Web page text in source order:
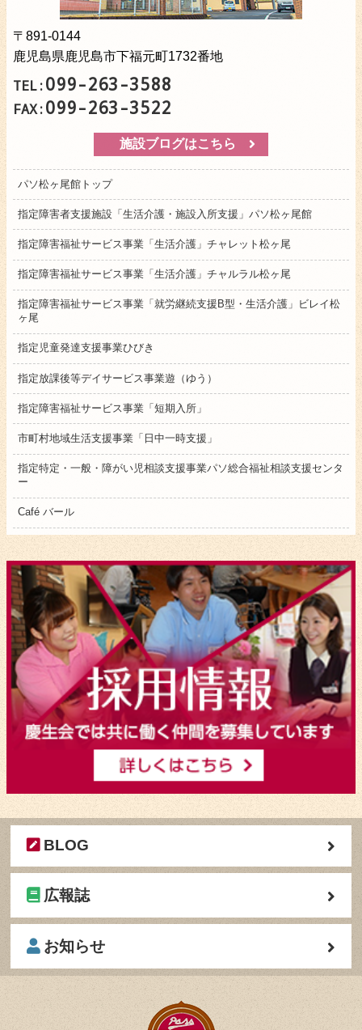
〒891-0144
鹿児島県鹿児島市下福元町1732番地
TEL:099-263-3588
FAX:099-263-3522
施設ブログはこちら
パソ松ヶ尾館トップ
指定障害者支援施設「生活介護・施設入所支援」パソ松ヶ尾館
指定障害福祉サービス事業「生活介護」チャレット松ヶ尾
指定障害福祉サービス事業「生活介護」チャルラル松ヶ尾
指定障害福祉サービス事業「就労継続支援B型・生活介護」ビレイ松
ヶ尾
指定児童発達支援事業ひびき
指定放課後等デイサービス事業遊（ゆう）
指定障害福祉サービス事業「短期入所」
市町村地域生活支援事業「日中一時支援」
指定特定・一般・障がい児相談支援事業パソ総合福祉相談支援センタ
ー
Café バール
BLOG
広報誌
お知らせ